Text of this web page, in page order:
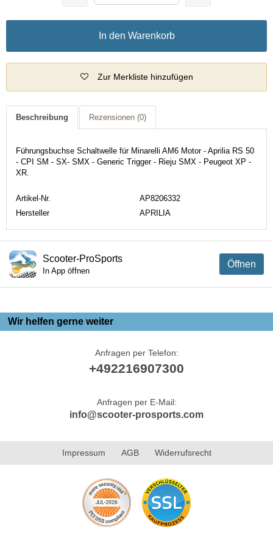
In den Warenkorb
Zur Merkliste hinzufügen
Beschreibung Rezensionen (0)
Führungsbuchse Schaltwelle für Minarelli AM6 Motor - Aprilia RS 50
- CPI SM - SX- SMX - Generic Trigger - Rieju SMX - Peugeot XP -
XR.
Artikel-Nr.
AP8206332
Hersteller
APRILIA
Öffnen
Scooter-ProSports
In App öffnen
Wir helfen gerne weiter
Anfragen per Telefon:
+492216907300
Anfragen per E-Mail:
info@scooter-prosports.com
Impressum AGB Widerrufsrecht